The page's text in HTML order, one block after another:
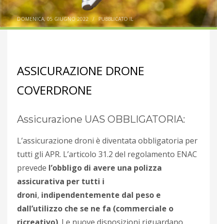
DOMENICA, 05 GIUGNO 2022 / PUBBLICATO IL
ASSICURAZIONE DRONE
COVERDRONE
Assicurazione UAS OBBLIGATORIA:
L’assicurazione droni è diventata obbligatoria per
tutti gli APR. L’articolo 31.2 del regolamento ENAC
prevede l’obbligo di avere una polizza
assicurativa per tutti i
droni, indipendentemente dal peso e
dall’utilizzo che se ne fa (commerciale o